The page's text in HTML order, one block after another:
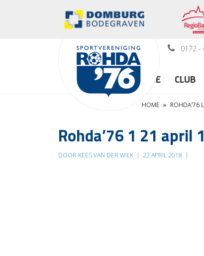
0172 -
HOME CLUB
HOME » ROHDA’76
Rohda’76 1 21 april
DOOR KEES VAN DER WILK | 22 APRIL 2018 |